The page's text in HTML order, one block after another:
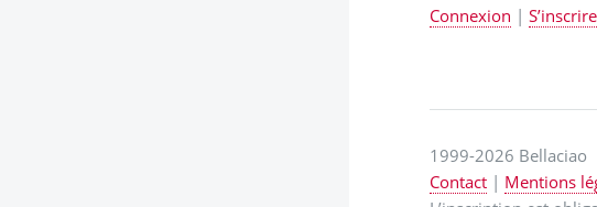
Connexion |S’inscrire
1999-2026 Bellaciao
Contact | Mentions